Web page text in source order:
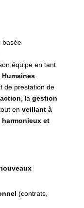
basée
équipe en tant
.
de prestation de
, la gestion
en veillant à
et
(contrats,